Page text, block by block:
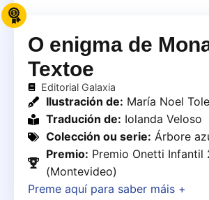
O enigma de
Textoe
Editorial Galaxia
Ilustración de: María Noel
Tradución de: Iolanda Veloso
Colección ou serie: Árbore
Premio: Premio Onetti Infantil
(Montevideo)
Preme aquí para saber máis +